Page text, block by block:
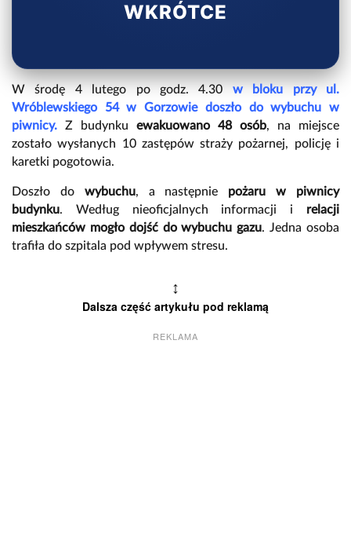
WKRÓTCE
W środę 4 lutego po godz. 4.30 w bloku przy ul.
Wróblewskiego 54 w Gorzowie doszło do wybuchu w
piwnicy. Z budynku ewakuowano 48 osób, na miejsce
zostało wysłanych 10 zastępów straży pożarnej, policję i
karetki pogotowia.
Doszło do wybuchu, a następnie pożaru w piwnicy
budynku. Według nieoficjalnych informacji i relacji
mieszkańców mogło dojść do wybuchu gazu. Jedna osoba
trafiła do szpitala pod wpływem stresu.
↕
Dalsza część artykułu pod reklamą
REKLAMA